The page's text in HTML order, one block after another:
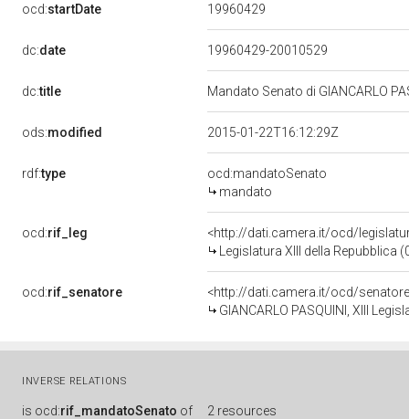
ocd:startDate 19960429
dc:date 19960429-20010529
dc:title Mandato Senato di GIANCARLO
ods:modified 2015-01-22T16:12:29Z
rdf:type
ocd:mandatoSenato
mandato
ocd:rif_leg
<http://dati.camera.it/ocd/
Legislatura XIII della Repubblica
ocd:rif_senatore
<http://dati.camera.it/ocd/
GIANCARLO PASQUINI, XIII
INVERSE RELATIONS
is ocd:rif_mandatoSenato of 2 resources